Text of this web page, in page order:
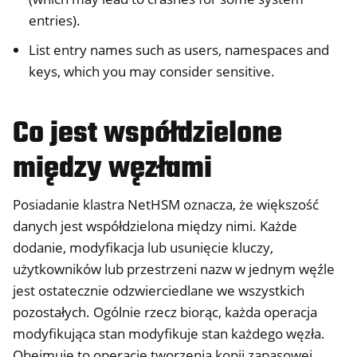
entries).
List entry names such as users, namespaces and
keys, which you may consider sensitive.
Co jest współdzielone
między węzłami
Posiadanie klastra NetHSM oznacza, że większość
danych jest współdzielona między nimi. Każde
dodanie, modyfikacja lub usunięcie kluczy,
użytkowników lub przestrzeni nazw w jednym węźle
jest ostatecznie odzwierciedlane we wszystkich
pozostałych. Ogólnie rzecz biorąc, każda operacja
modyfikująca stan modyfikuje stan każdego węzła.